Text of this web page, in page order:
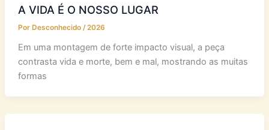
A VIDA É O NOSSO LUGAR
Por Desconhecido /2026
Em uma montagem de forte impacto visual, a peça
contrasta vida e morte, bem e mal, mostrando as muitas
formas